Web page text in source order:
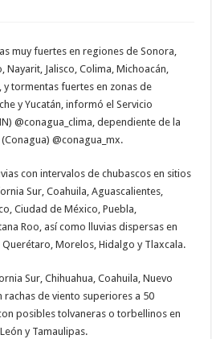
muy fuertes en regiones de Sonora,
Nayarit, Jalisco, Colima, Michoacán,
y tormentas fuertes en zonas de
y Yucatán, informó el Servicio
@conagua_clima, dependiente de la
@conagua_mx.
con intervalos de chubascos en sitios
Sur, Coahuila, Aguascalientes,
Ciudad de México, Puebla,
Roo, así como lluvias dispersas en
Querétaro, Morelos, Hidalgo y Tlaxcala.
Sur, Chihuahua, Coahuila, Nuevo
rachas de viento superiores a 50
posibles tolvaneras o torbellinos en
y Tamaulipas.